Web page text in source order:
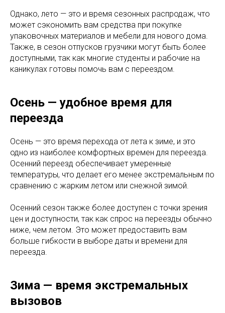
Однако, лето — это и время сезонных распродаж, что
может сэкономить вам средства при покупке
упаковочных материалов и мебели для нового дома.
Также, в сезон отпусков грузчики могут быть более
доступными, так как многие студенты и рабочие на
каникулах готовы помочь вам с переездом.
Осень — удобное время для
переезда
Осень — это время перехода от лета к зиме, и это
одно из наиболее комфортных времен для переезда.
Осенний переезд обеспечивает умеренные
температуры, что делает его менее экстремальным по
сравнению с жарким летом или снежной зимой.
Осенний сезон также более доступен с точки зрения
цен и доступности, так как спрос на переезды обычно
ниже, чем летом. Это может предоставить вам
больше гибкости в выборе даты и времени для
переезда.
Зима — время экстремальных
вызовов